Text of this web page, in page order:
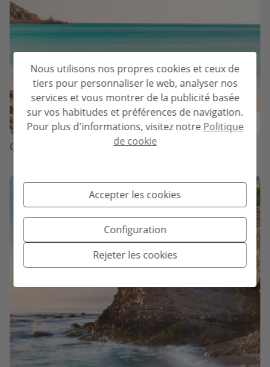
Calpe
Nous utilisons nos propres cookies et ceux de
tiers pour personnaliser le web, analyser nos
services et vous montrer de la publicité basée
sur vos habitudes et préférences de navigation.
Pour plus d'informations, visitez notre Politique
de cookie
Accepter les cookies
Configuration
Rejeter les cookies